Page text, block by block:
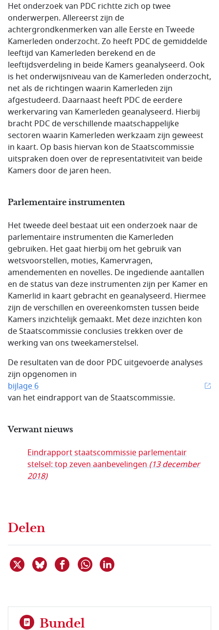
Het onderzoek van PDC richtte zich op twee
onderwerpen. Allereerst zijn de
achtergrondkenmerken van alle Eerste en Tweede
Kamerleden onderzocht. Zo heeft PDC de gemiddelde
leeftijd van Kamerleden berekend en de
leeftijdsverdeling in beide Kamers geanalyseerd. Ook
is het onderwijsniveau van de Kamerleden onderzocht,
net als de richtingen waarin Kamerleden zijn
afgestudeerd. Daarnaast heeft PDC de eerdere
werkervaring van Kamerleden geanalyseerd. Hierbij
bracht PDC de verschillende maatschappelijke
sectoren waarin Kamerleden werkzaam zijn geweest
in kaart. Op basis hiervan kon de Staatscommissie
uitspraken doen over de representativiteit van beide
Kamers door de jaren heen.
Parlementaire instrumenten
Het tweede deel bestaat uit een onderzoek naar de
parlementaire instrumenten die Kamerleden
gebruiken. Het gaat hierbij om het gebruik van
wetsvoorstellen, moties, Kamervragen,
amendementen en novelles. De ingediende aantallen
en de status van deze instrumenten zijn per Kamer en
Kamerlid in kaart gebracht en geanalyseerd. Hiermee
zijn de verschillen en overeenkomsten tussen beide
Kamers inzichtelijk gemaakt. Met deze inzichten kon
de Staatscommissie conclusies trekken over de
werking van ons tweekamerstelsel.
De resultaten van de door PDC uitgevoerde analyses
zijn opgenomen in
bijlage 6
van het eindrapport van de Staatscommissie.
Verwant nieuws
Eindrapport staatscommissie parlementair
stelsel: top zeven aanbevelingen(13 december
2018)
Delen
Deel dit item op X
Deel dit item op Bluesky
Deel dit item op Facebook
Delen via WhatsApp
Bundel